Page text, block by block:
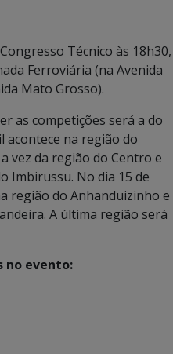
Técnico às 18h30,
Ferroviária (na Avenida
Mato Grosso).
as competições será a do
acontece na região do
vez da região do Centro e
Imbirussu. No dia 15 de
região do Anhanduizinho e
A última região será
no evento: